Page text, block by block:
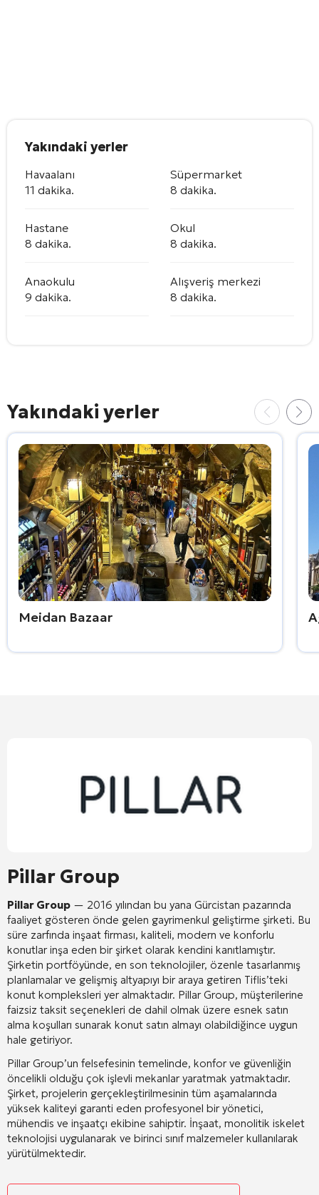
Yakındaki yerler
Havaalanı
11 dakika.
Süpermarket
8 dakika.
Hastane
8 dakika.
Okul
8 dakika.
Anaokulu
9 dakika.
Alışveriş merkezi
8 dakika.
Yakındaki yerler
Meidan Bazaar
Pillar Group
Pillar Group — 2016 yılından bu yana Gürcistan pazarında
faaliyet gösteren önde gelen gayrimenkul geliştirme şirketi. Bu
süre zarfında inşaat firması, kaliteli, modern ve konforlu
konutlar inşa eden bir şirket olarak kendini kanıtlamıştır.
Şirketin portföyünde, en son teknolojiler, özenle tasarlanmış
planlamalar ve gelişmiş altyapıyı bir araya getiren Tiflis’teki
konut kompleksleri yer almaktadır. Pillar Group, müşterilerine
faizsiz taksit seçenekleri de dahil olmak üzere esnek satın
alma koşulları sunarak konut satın almayı olabildiğince uygun
hale getiriyor.
Pillar Group’un felsefesinin temelinde, konfor ve güvenliğin
öncelikli olduğu çok işlevli mekanlar yaratmak yatmaktadır.
Şirket, projelerin gerçekleştirilmesinin tüm aşamalarında
yüksek kaliteyi garanti eden profesyonel bir yönetici,
mühendis ve inşaatçı ekibine sahiptir. İnşaat, monolitik iskelet
teknolojisi uygulanarak ve birinci sınıf malzemeler kullanılarak
yürütülmektedir.